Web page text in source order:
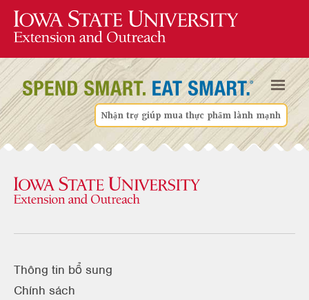
Nhận trợ giúp mua thực phẩm lành mạnh
Thông tin bổ sung
Chính sách